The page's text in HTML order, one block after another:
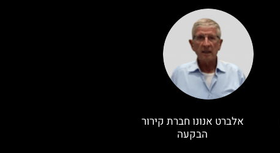
אלברט אנונו חברת קירור
הבקעה